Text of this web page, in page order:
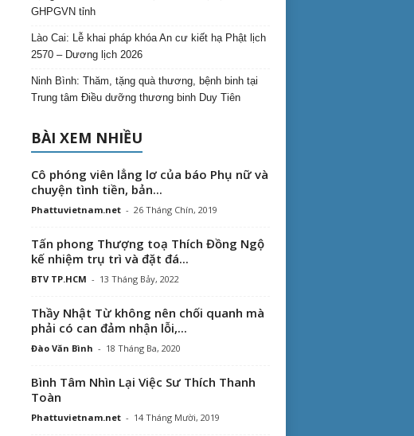
GHPGVN tỉnh
Lào Cai: Lễ khai pháp khóa An cư kiết hạ Phật lịch
2570 – Dương lịch 2026
Ninh Bình: Thăm, tặng quà thương, bệnh binh tại
Trung tâm Điều dưỡng thương binh Duy Tiên
BÀI XEM NHIỀU
Cô phóng viên lẳng lơ của báo Phụ nữ và
chuyện tình tiền, bản...
Phattuvietnam.net - 26 Tháng Chín, 2019
Tấn phong Thượng toạ Thích Đồng Ngộ
kế nhiệm trụ trì và đặt đá...
BTV TP.HCM - 13 Tháng Bảy, 2022
Thầy Nhật Từ không nên chối quanh mà
phải có can đảm nhận lỗi,...
Đào Văn Bình - 18 Tháng Ba, 2020
Bình Tâm Nhìn Lại Việc Sư Thích Thanh
Toàn
Phattuvietnam.net - 14 Tháng Mười, 2019